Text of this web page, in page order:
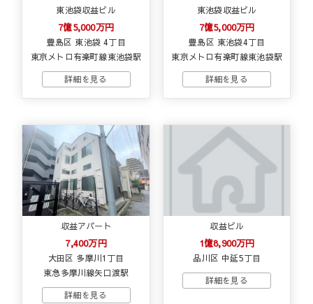
東池袋収益ビル
7億5,000万円
豊島区 東池袋 4丁目
東京メトロ有楽町線東池袋駅
東池袋収益ビル
7億5,000万円
豊島区 東池袋4丁目
東京メトロ有楽町線東池袋駅
収益アパート
7,400万円
大田区 多摩川1丁目
東急多摩川線矢口渡駅
収益ビル
1億8,900万円
品川区 中延5丁目